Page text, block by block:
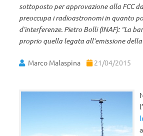
sottoposto per approvazione alla FCC
preoccupa i radioastronomi in quanto
d’interferenze. Pietro Bolli (INAF): “La
proprio quella legata all’emissione
Marco Malaspina 21/04/2015
l’